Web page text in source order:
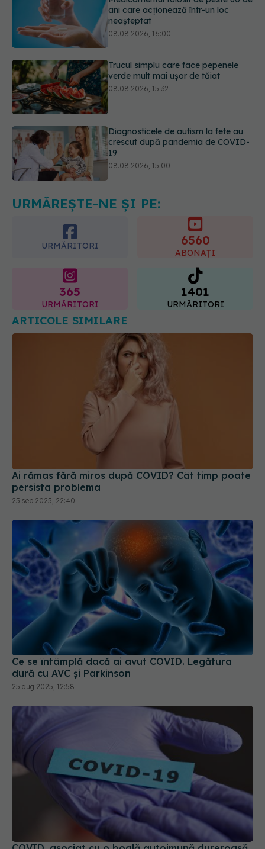
Trucul simplu care face pepenele
verde mult mai ușor de tăiat
Diagnosticele de autism la fete au
crescut după pandemia de COVID-
Microplasticele pot traversa bariera
placentară și modifica hormonii
URMĂREȘTE-NE ȘI PE:
URMĂRITORI 6560
ABONAȚI
365
URMĂRITORI
1401
URMĂRITORI
ARTICOLE SIMILARE
Ai rămas fără miros după COVID? Cât timp poate
persista problema
25 sep 2025, 22:40
Ce se întâmplă dacă ai avut COVID. Legătura
dură cu AVC și Parkinson
25 aug 2025, 12:58